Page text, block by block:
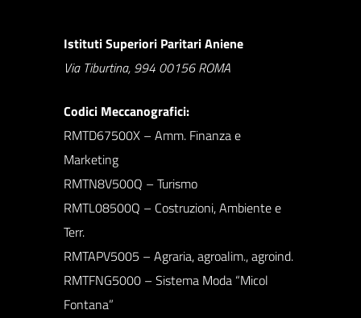
Istituti Superiori Paritari Aniene
Via Tiburtina, 994 00156 ROMA
Codici Meccanografici:
RMTD67500X – Amm. Finanza e
Marketing
RMTN8V500Q – Turismo
RMTL08500Q – Costruzioni, Ambiente e
Terr.
RMTAPV5005 – Agraria, agroalim., agroind.
RMTFNG5000 – Sistema Moda “Micol
Fontana”